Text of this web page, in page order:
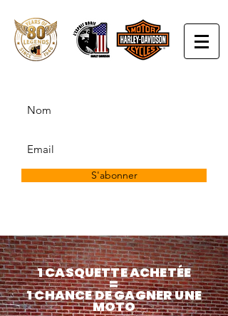
S'abonner
1 CASQUETTE ACHETÉE
=
1 CHANCE DE GAGNER UNE
MOTO